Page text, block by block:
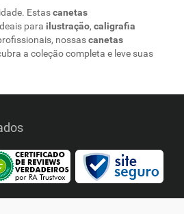
Estascanetas
para ilustração, caligrafia
nossascanetas
a coleção completa e leve suas